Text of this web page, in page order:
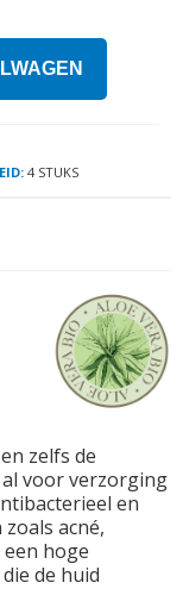
4 STUKS
zelfs de
voor verzorging
en
acné,
hoge
de huid